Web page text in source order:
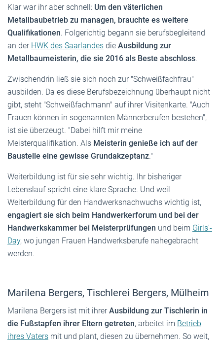
Klar war ihr aber schnell: Um den väterlichen
Metallbaubetrieb zu managen, brauchte es weitere
Qualifikationen. Folgerichtig begann sie berufsbegleitend
an der HWK des Saarlandes die Ausbildung zur
Metallbaumeisterin, die sie 2016 als Beste abschloss.
Zwischendrin ließ sie sich noch zur "Schweißfachfrau"
ausbilden. Da es diese Berufsbezeichnung überhaupt nicht
gibt, steht "Schweißfachmann" auf ihrer Visitenkarte. "Auch
Frauen können in sogenannten Männerberufen bestehen",
ist sie überzeugt. "Dabei hilft mir meine
Meisterqualifikation. Als Meisterin genieße ich auf der
Baustelle eine gewisse Grundakzeptanz."
Weiterbildung ist für sie sehr wichtig. Ihr bisheriger
Lebenslauf spricht eine klare Sprache. Und weil
Weiterbildung für den Handwerksnachwuchs wichtig ist,
engagiert sie sich beim Handwerkerforum und bei der
Handwerkskammer bei Meisterprüfungen und beim Girls'-
Day, wo jungen Frauen Handwerksberufe nahegebracht
werden.
Marilena Bergers, Tischlerei Bergers, Mülheim
Marilena Bergers ist mit ihrerAusbildung zur Tischlerin in
die Fußstapfen ihrer Eltern getreten, arbeitet im Betrieb
ihres Vaters mit und plant, diesen zu übernehmen. So weit,